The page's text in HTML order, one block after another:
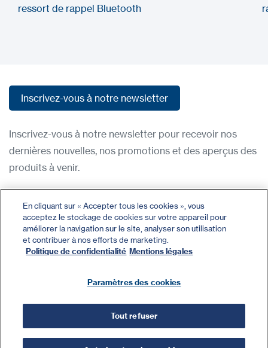
ressort de rappel Bluetooth
Inscrivez-vous à notre newsletter
Inscrivez-vous à notre newsletter pour recevoir nos
dernières nouvelles, nos promotions et des aperçus des
produits à venir.
Condititions d'utilisation
Politique de confidentialité
Nous contacter
Se connecter
En cliquant sur « Accepter tous les cookies », vous
acceptez le stockage de cookies sur votre appareil pour
améliorer la navigation sur le site, analyser son utilisation
et contribuer à nos efforts de marketing.
Politique de confidentialité Mentions légales
Paramètres des cookies
Tout refuser